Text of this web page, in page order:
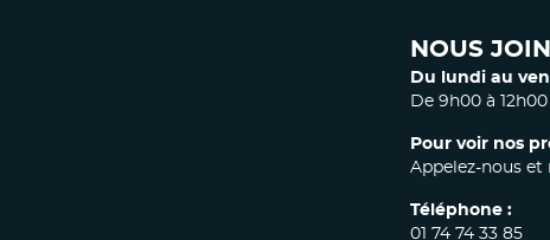
NOUS
Du lundi au
De 9h00 à
Pour voir nos
Appelez-nous et
Téléphone :
01 74 74 33 85